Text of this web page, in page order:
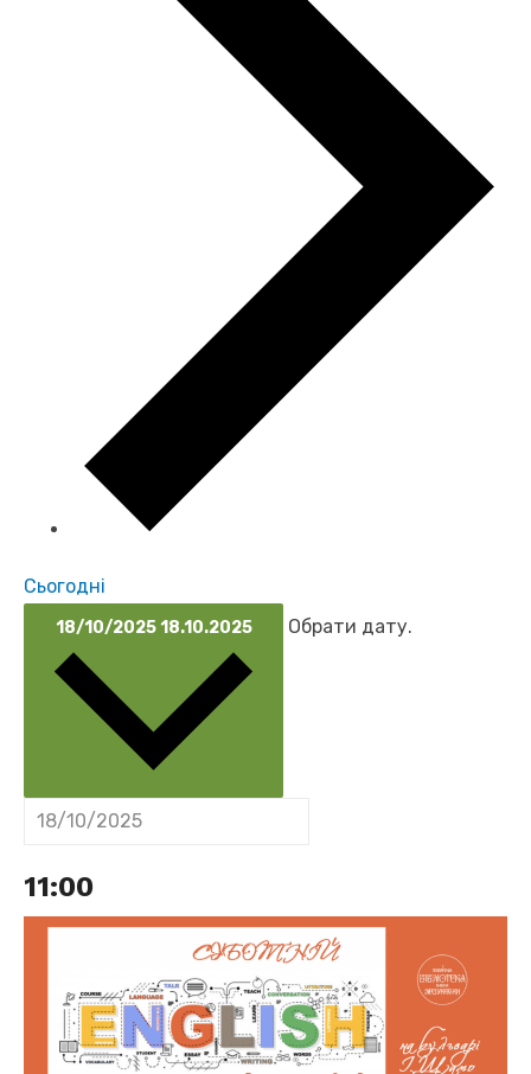
Сьогодні
18/10/202518.10.2025 Обрати дату.
11:00